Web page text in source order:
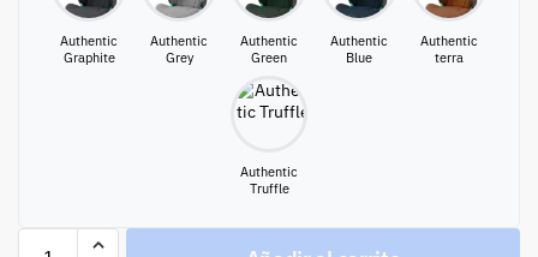
Authentic
Graphite
Authentic
Grey
Authentic
Green
Authentic
Blue
Authentic
terra
Authentic
Truffle